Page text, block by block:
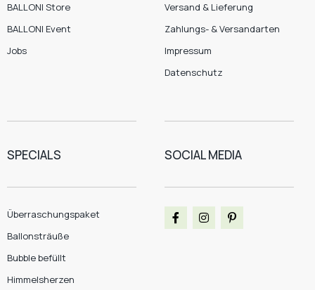
BALLONI Store
BALLONI Event
Jobs
Versand & Lieferung
Zahlungs- & Versandarten
Impressum
Datenschutz
SPECIALS
Überraschungspaket
Ballonsträuße
Bubble befüllt
Himmelsherzen
SOCIAL MEDIA